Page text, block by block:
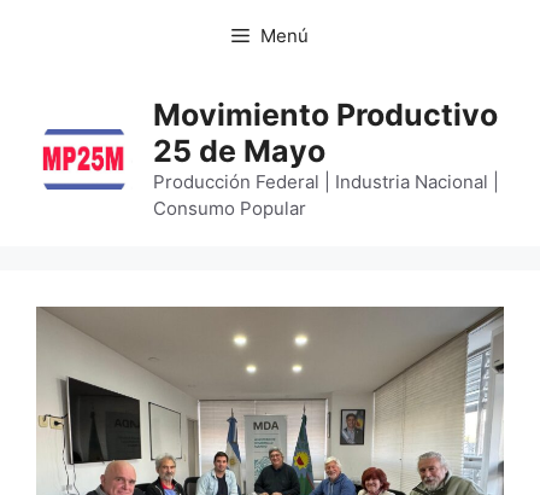
Menú
Movimiento Productivo
25 de Mayo
Producción Federal | Industria Nacional |
Consumo Popular